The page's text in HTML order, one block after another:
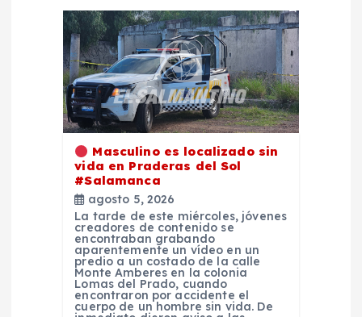
Masculino es localizado sin
vida en Praderas del Sol
#Salamanca
agosto 5, 2026
La tarde de este miércoles, jóvenes
creadores de contenido se
encontraban grabando
aparentemente un vídeo en un
predio a un costado de la calle
Monte Amberes en la colonia
Lomas del Prado, cuando
encontraron por accidente el
cuerpo de un hombre sin vida. De